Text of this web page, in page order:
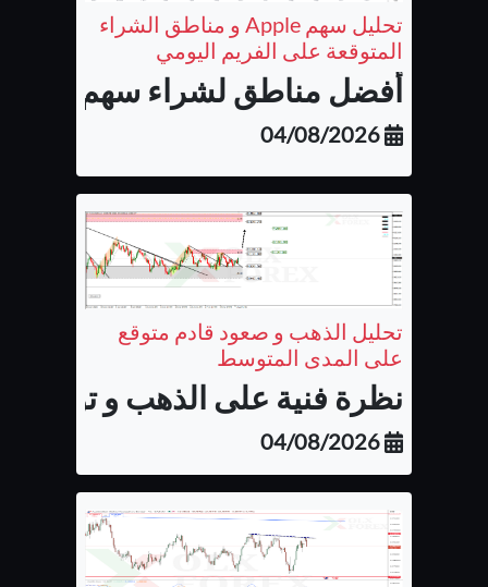
تحليل سهم Apple و مناطق الشراء
المتوقعة على الفريم اليومي
أفضل مناطق لشراء سهم شركة
04/08/2026
تحليل الذهب و صعود قادم متوقع
على المدى المتوسط
نظرة فنية على الذهب و توقع
04/08/2026